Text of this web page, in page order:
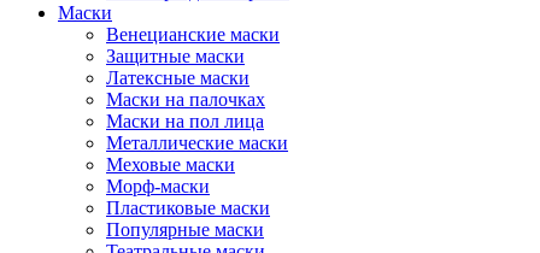
Маски
Венецианские маски
Защитные маски
Латексные маски
Маски на палочках
Маски на пол лица
Металлические маски
Меховые маски
Морф-маски
Пластиковые маски
Популярные маски